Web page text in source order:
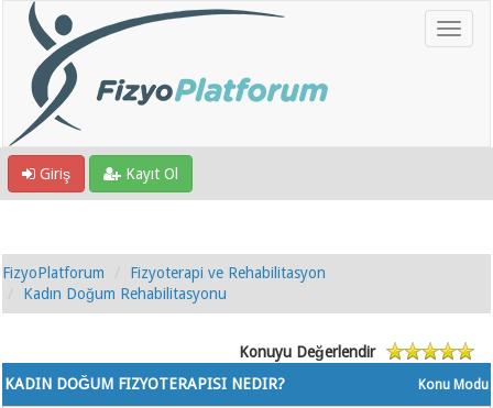
Giriş Kayıt Ol
FizyoPlatforum
Fizyoterapi ve Rehabilitasyon
Kadın Doğum Rehabilitasyonu
Konuyu Değerlendir
Konu Modu
KADIN DOĞUM FIZYOTERAPISI NEDIR?